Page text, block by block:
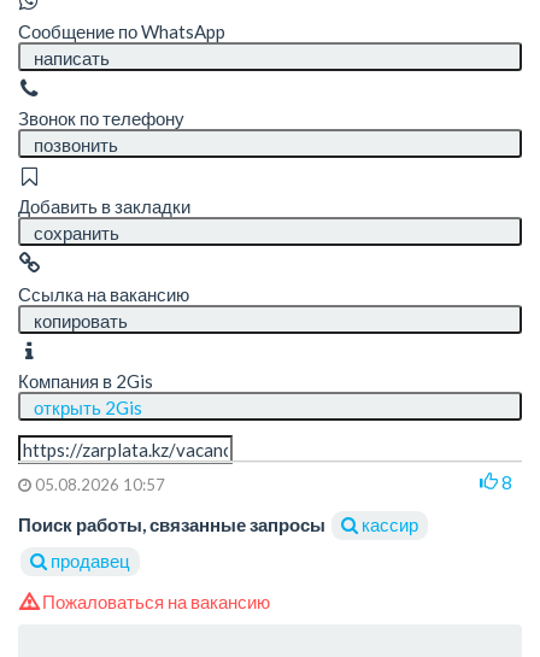
Сообщение по WhatsApp
написать
Звонок по телефону
позвонить
Добавить в закладки
сохранить
Ссылка на вакансию
копировать
Компания в 2Gis
открыть 2Gis
05.08.2026 10:57
8
Поиск работы, связанные запросы
кассир
продавец
Пожаловаться на вакансию